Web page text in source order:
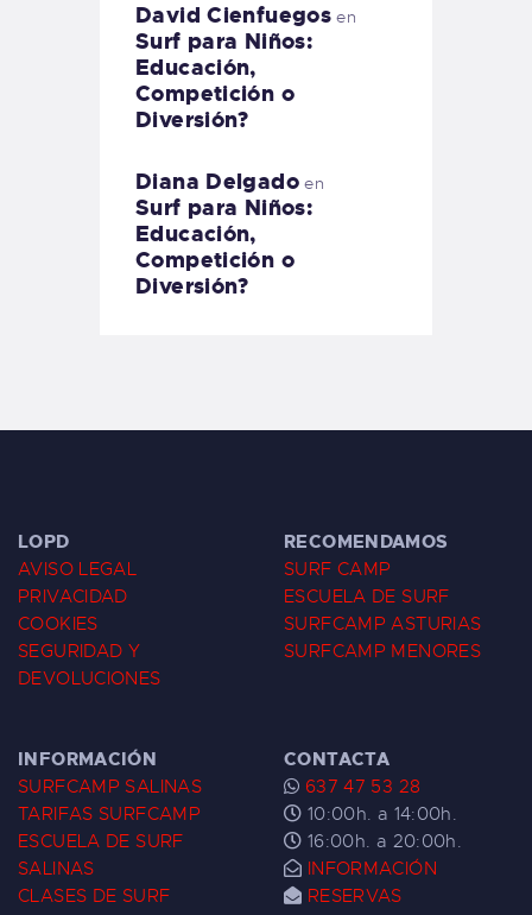
David Cienfuegos en
Surf para Niños:
Educación,
Competición o
Diversión?
Diana Delgadoen
Surf para Niños:
Educación,
Competición o
Diversión?
LOPD
AVISO LEGAL
PRIVACIDAD
COOKIES
SEGURIDAD Y
DEVOLUCIONES
RECOMENDAMOS
SURF CAMP
ESCUELA DE SURF
SURFCAMP ASTURIAS
SURFCAMP MENORES
INFORMACIÓN
SURFCAMP SALINAS
TARIFAS SURFCAMP
ESCUELA DE SURF
SALINAS
CLASES DE SURF
CONTACTA
637 47 53 28
10:00h. a 14:00h.
16:00h. a 20:00h.
INFORMACIÓN
RESERVAS